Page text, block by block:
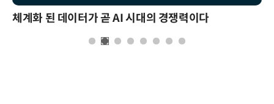
체계화 된 데이터가 곧 AI 시대의 경쟁력이다